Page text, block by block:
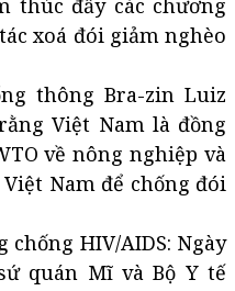
thúc đẩy các chương
xoá đói giảm nghèo
thông Bra-zin Luiz
Việt Nam là đồng
về nông nghiệp và
Nam để chống đói
HIV/AIDS: Ngày
quán Mĩ và Bộ Y tế